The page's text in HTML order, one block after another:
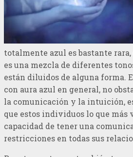
totalmente azul es bastante
es una mezcla de diferentes
están diluidos de alguna forma.
con aura azul en general, no
la comunicación y la intuición,
que estos individuos lo que más
capacidad de tener una
restricciones en todas sus